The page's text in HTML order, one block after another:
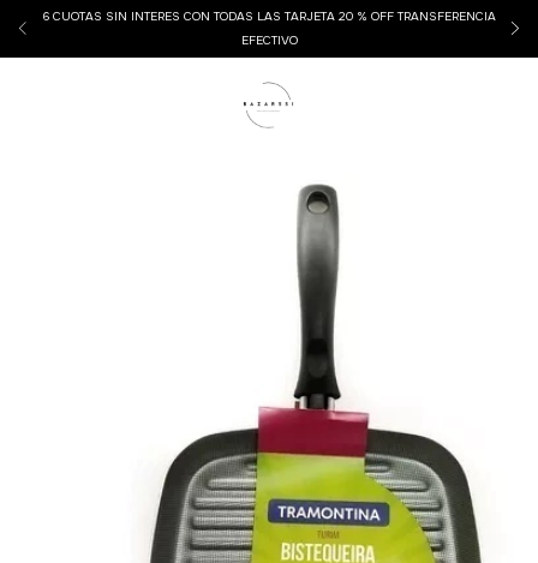
6 CUOTAS SIN INTERES CON TODAS LAS TARJETA 20 % OFF TRANSFERENCIA
EFECTIVO